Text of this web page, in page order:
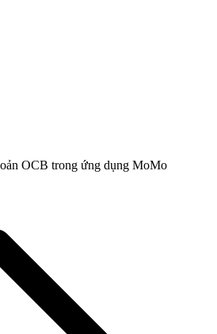
OCB trong ứng dụng MoMo